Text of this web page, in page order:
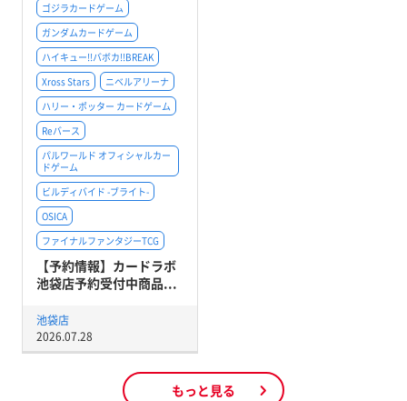
ゴジラカードゲーム
ガンダムカードゲーム
ハイキュー!!バボカ!!BREAK
Xross Stars
ニベルアリーナ
ハリー・ポッター カードゲーム
Reバース
パルワールド オフィシャルカー
ドゲーム
ビルディバイド -ブライト-
OSICA
ファイナルファンタジーTCG
【予約情報】カードラボ
池袋店予約受付中商品...
池袋店
2026.07.28
もっと見る